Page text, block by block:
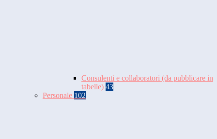
Consulenti e collaboratori (da pubblicare in
tabelle) 43
Personale 102